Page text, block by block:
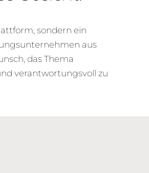
sondern ein
aus
das Thema
verantwortungsvoll zu